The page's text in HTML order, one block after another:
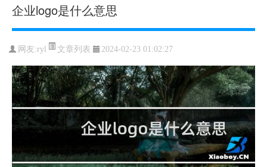
企业logo是什么意思
网友:ryl 文章列表 2024-02-23 01:02:27